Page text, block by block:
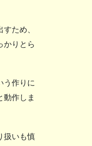
ため、
かりとら
う作りに
動作しま
扱いも慎